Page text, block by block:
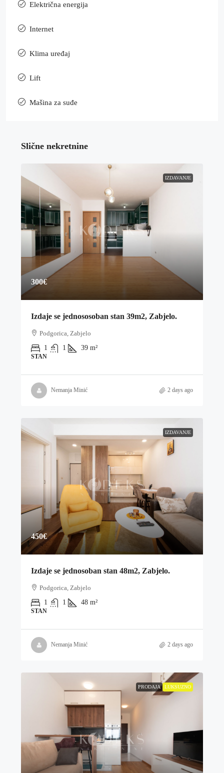
Električna energija
Internet
Klima uređaj
Lift
Mašina za suđe
Slične nekretnine
IZDAVANJE
300€
Izdaje se jednososoban stan 39m2, Zabjelo.
Podgorica, Zabjelo
1
1 39 m²
STAN
Nemanja Minić 2 days ago
IZDAVANJE
450€
Izdaje se jednosoban stan 48m2, Zabjelo.
Podgorica, Zabjelo
1
1 48 m²
STAN
Nemanja Minić 2 days ago
PRODAJA LUKSUZNO